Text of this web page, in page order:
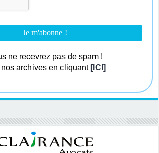
ne recevrez pas de spam !
archives en cliquant [ICI]